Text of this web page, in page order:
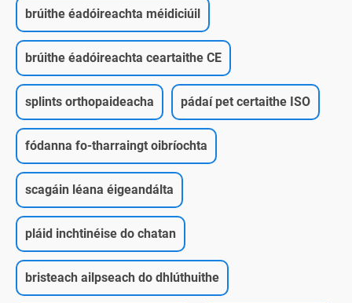
brúithe éadóireachta méidiciúil
brúithe éadóireachta ceartaithe CE
splints orthopaideacha pádaí pet certaithe ISO
fódanna fo-tharraingt oibríochta
scagáin léana éigeandálta
pláid inchtinéise do chatan
bristeach ailpseach do dhlúthuithe